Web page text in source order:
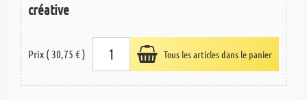
créative
Prix ( 30,75 € ) Tous les articles dans le panier